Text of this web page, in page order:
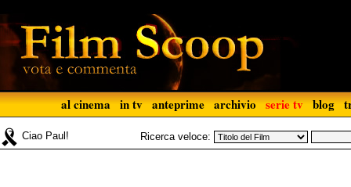
al cinema in tv anteprime archivio serie tv blog
Ciao Paul! Ricerca veloce: